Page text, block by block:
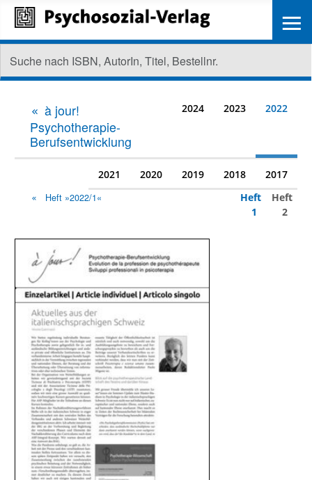
à jour!
Psychotherapie-
Berufsentwicklung
2024 2023 2022
2021 2020 2019 2018 2017
Heft »2022/1«
Heft
1
Heft
2
≡